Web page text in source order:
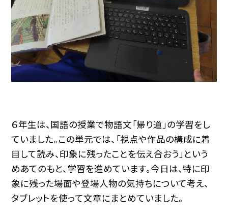
６年生は、国語の授業で物語文「帰り道」の学習をし
ていました。この単元では、「視点や作品の構成に着
目して読み、印象に残ったことを伝え合おう」という
めあてのもと、学習を進めています。今日は、特に印
象に残った場面や登場人物の気持ちについて考え、
タブレットを使って文章にまとめていました。